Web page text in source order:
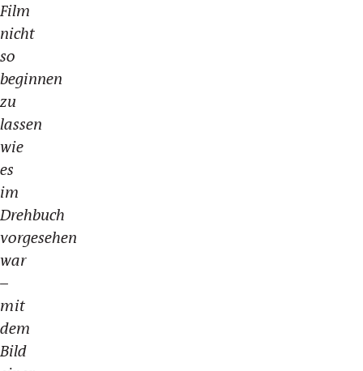
Film
nicht
so
beginnen
zu
lassen
wie
es
im
Drehbuch
vorgesehen
war
–
mit
dem
Bild